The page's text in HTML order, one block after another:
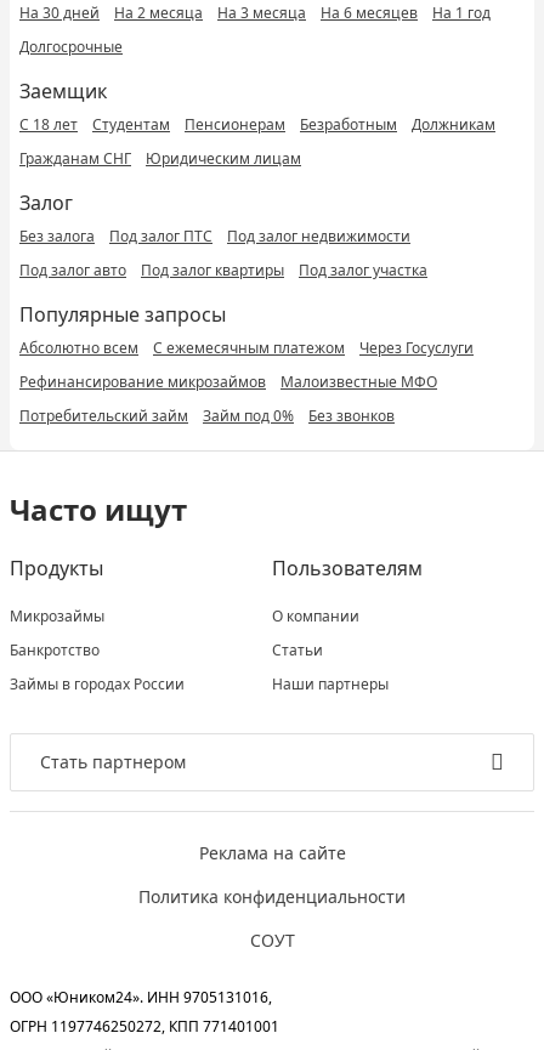
На 30 дней На 2 месяца На 3 месяца На 6 месяцев
На 1 год
Долгосрочные
Заемщик
С 18 лет Студентам Пенсионерам Безработным
Должникам
Гражданам СНГ
Юридическим лицам
Залог
Без залога Под залог ПТС
Под залог недвижимости
Под залог авто
Под залог квартиры Под залог участка
Популярные запросы
Абсолютно всем С ежемесячным платежом
Через Госуслуги
Рефинансирование микрозаймов
Малоизвестные МФО
Потребительский займ
Займ под 0% Без звонков
Часто ищут
Продукты
Микрозаймы
Банкротство
Займы в городах России
Пользователям
О компании
Статьи
Наши партнеры
Стать партнером
Реклама на сайте
Политика конфиденциальности
СОУТ
ООО «Юником24». ИНН 9705131016,
ОГРН 1197746250272, КПП 771401001